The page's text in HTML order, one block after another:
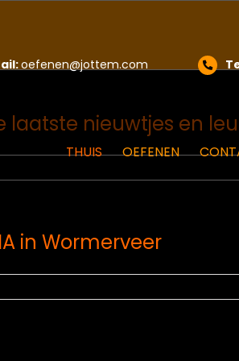
oefenen@jottem.com
THUIS OEFENEN
nieuwtjes en
in Wormerveer